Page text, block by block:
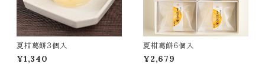
夏柑葛餅３個入
¥1,340
夏柑葛餅６個入
¥2,679